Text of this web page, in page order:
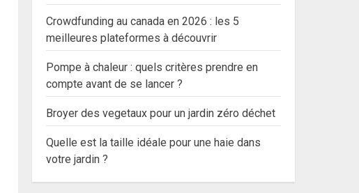
Crowdfunding au canada en 2026 : les 5
meilleures plateformes à découvrir
Pompe à chaleur : quels critères prendre en
compte avant de se lancer ?
Broyer des vegetaux pour un jardin zéro déchet
Quelle est la taille idéale pour une haie dans
votre jardin ?